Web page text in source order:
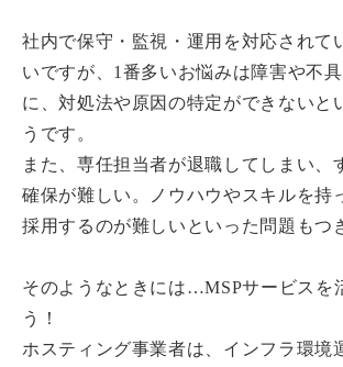
社内で保守・監視・運用を対応されて
いですが、1番多いお悩みは障害や不
に、対処法や原因の特定ができないと
うです。
また、専任担当者が退職してしまい、
確保が難しい。ノウハウやスキルを持
採用するのが難しいといった問題もつ
そのようなときには…MSPサービスを
う！
ホスティング事業者は、インフラ環境